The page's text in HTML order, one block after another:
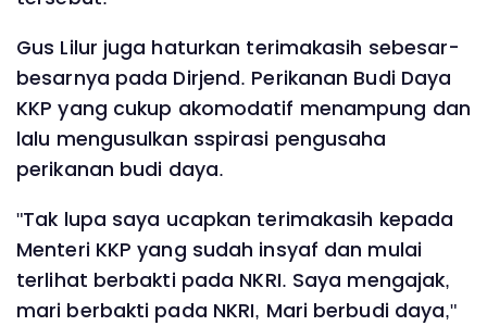
Gus Lilur juga haturkan terimakasih sebesar-
besarnya pada Dirjend. Perikanan Budi Daya
KKP yang cukup akomodatif menampung dan
lalu mengusulkan sspirasi pengusaha
perikanan budi daya.
"Tak lupa saya ucapkan terimakasih kepada
Menteri KKP yang sudah insyaf dan mulai
terlihat berbakti pada NKRI. Saya mengajak,
mari berbakti pada NKRI, Mari berbudi daya,"